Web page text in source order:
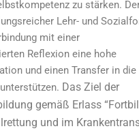
zu stärken.
Lehr- und
mit einer
Reflexion eine hohe
und einen Transfer in die
Das Ziel der
gemäß Erlass
und im